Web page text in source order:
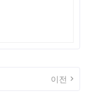
이전